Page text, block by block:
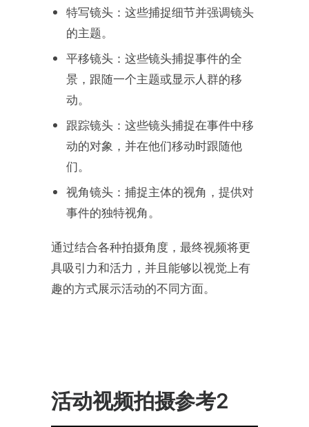
特写镜头：这些捕捉细节并强调镜头
的主题。
平移镜头：这些镜头捕捉事件的全
景，跟随一个主题或显示人群的移
动。
跟踪镜头：这些镜头捕捉在事件中移
动的对象，并在他们移动时跟随他
们。
视角镜头：捕捉主体的视角，提供对
事件的独特视角。
通过结合各种拍摄角度，最终视频将更
具吸引力和活力，并且能够以视觉上有
趣的方式展示活动的不同方面。
活动视频拍摄参考2